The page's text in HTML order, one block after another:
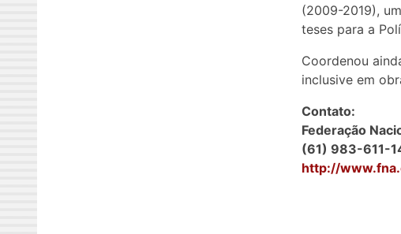
(2009-2019),
teses para a
Coordenou
inclusive em
Contato:
Federação
(61) 983-611-
http://